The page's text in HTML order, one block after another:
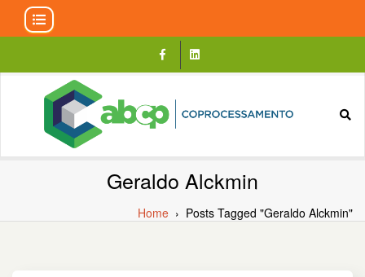
content
Geraldo Alckmin
Home › Posts Tagged "Geraldo Alckmin"